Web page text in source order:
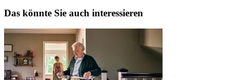
Das könnte Sie auch interessieren